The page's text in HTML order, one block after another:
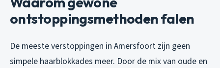
ontstoppingsmethoden falen
De meeste verstoppingen in Amersfoort zijn geen
simpele haarblokkades meer. Door de mix van oude en